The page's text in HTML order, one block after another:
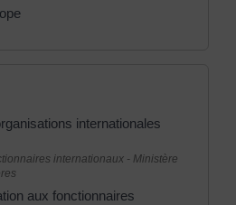
internationales
internationaux - Ministère
aux fonctionnaires